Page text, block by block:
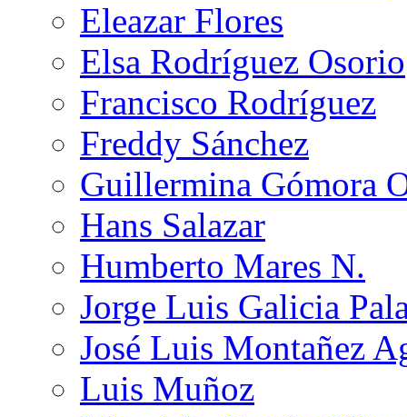
Eleazar Flores
Elsa Rodríguez Osorio
Francisco Rodríguez
Freddy Sánchez
Guillermina Gómora
Hans Salazar
Humberto Mares N.
Jorge Luis Galicia
José Luis Montañez
Luis Muñoz